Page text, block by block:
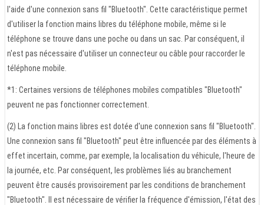
l'aide d'une connexion sans fil "Bluetooth". Cette caractéristique permet
d'utiliser la fonction mains libres du téléphone mobile, même si le
téléphone se trouve dans une poche ou dans un sac. Par conséquent, il
n'est pas nécessaire d'utiliser un connecteur ou câble pour raccorder le
téléphone mobile.
*1: Certaines versions de téléphones mobiles compatibles "Bluetooth"
peuvent ne pas fonctionner correctement.
(2) La fonction mains libres est dotée d'une connexion sans fil "Bluetooth".
Une connexion sans fil "Bluetooth" peut être influencée par des éléments à
effet incertain, comme, par exemple, la localisation du véhicule, l'heure de
la journée, etc. Par conséquent, les problèmes liés au branchement
peuvent être causés provisoirement par les conditions de branchement
"Bluetooth". Il est nécessaire de vérifier la fréquence d'émission, l'état des